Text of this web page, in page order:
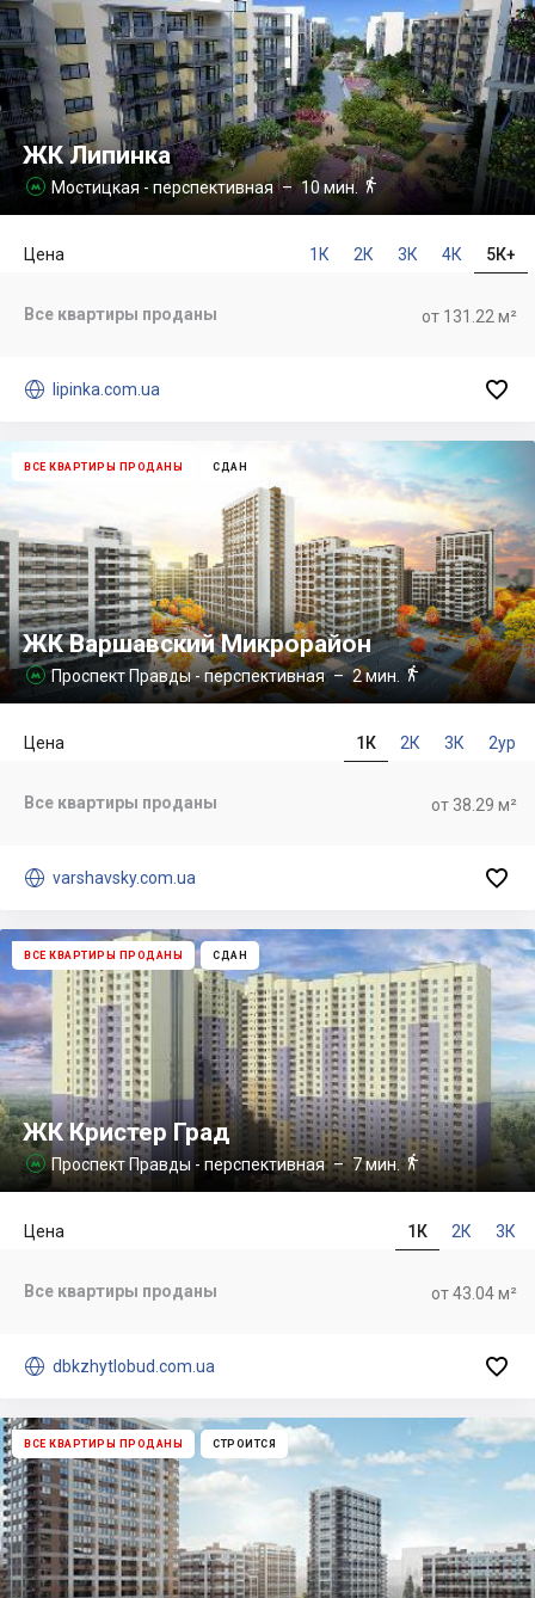
ЖК Липинка
 Мостицкая - перспективная– 10 мин. 
1К 2К 3К 4К 5К+
Цена
от 131.22 м²
Все квартиры проданы
 lipinka.com.ua 
ВСЕ КВАРТИРЫ ПРОДАНЫ СДАН
ЖК Варшавский Микрорайон
 Проспект Правды - перспективная– 2 мин. 
1К 2К 3К 2ур
Цена
от 38.29 м²
Все квартиры проданы
 varshavsky.com.ua 
ВСЕ КВАРТИРЫ ПРОДАНЫ СДАН
ЖК Кристер Град
 Проспект Правды - перспективная– 7 мин.
1К 2К 3К
Цена
от 43.04 м²
Все квартиры проданы
 dbkzhytlobud.com.ua 
ВСЕ КВАРТИРЫ ПРОДАНЫ СТРОИТСЯ